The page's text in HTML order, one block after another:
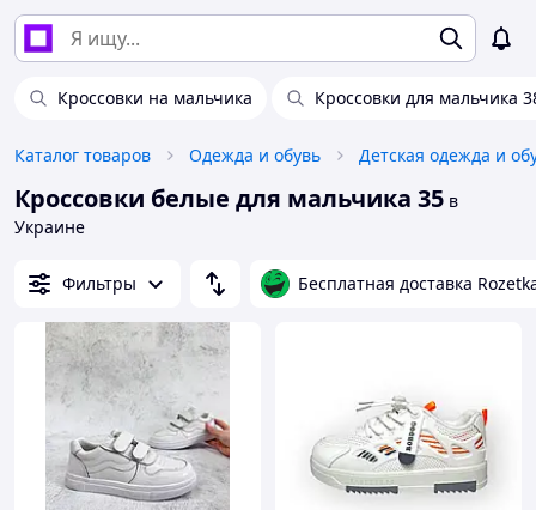
Кроссовки на мальчика Кроссовки для мальчика
Каталог товаров Одежда и обувь Детская одежда и
Кроссовки белые для мальчика 35 в
Украине
Фильтры Бесплатная доставка